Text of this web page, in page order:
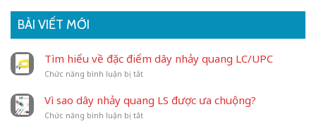
BÀI VIẾT MỚI
Tìm hiểu về đặc điểm dây nhảy quang LC/UPC
Chức năng bình luận bị tắtở
về
đặc
Vì sao dây nhảy quang LS được ưa chuộng?
Chức năng bình luận bị tắtở